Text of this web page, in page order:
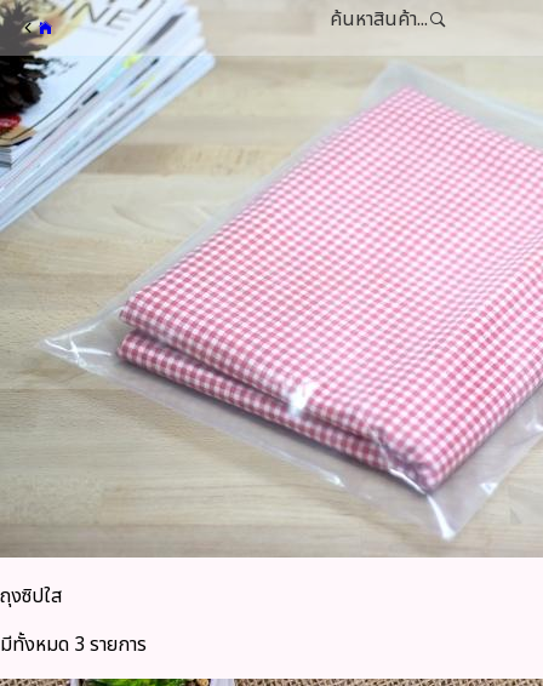
ค้นหาสินค้า...
ถุงซิปใส
มีทั้งหมด 3 รายการ